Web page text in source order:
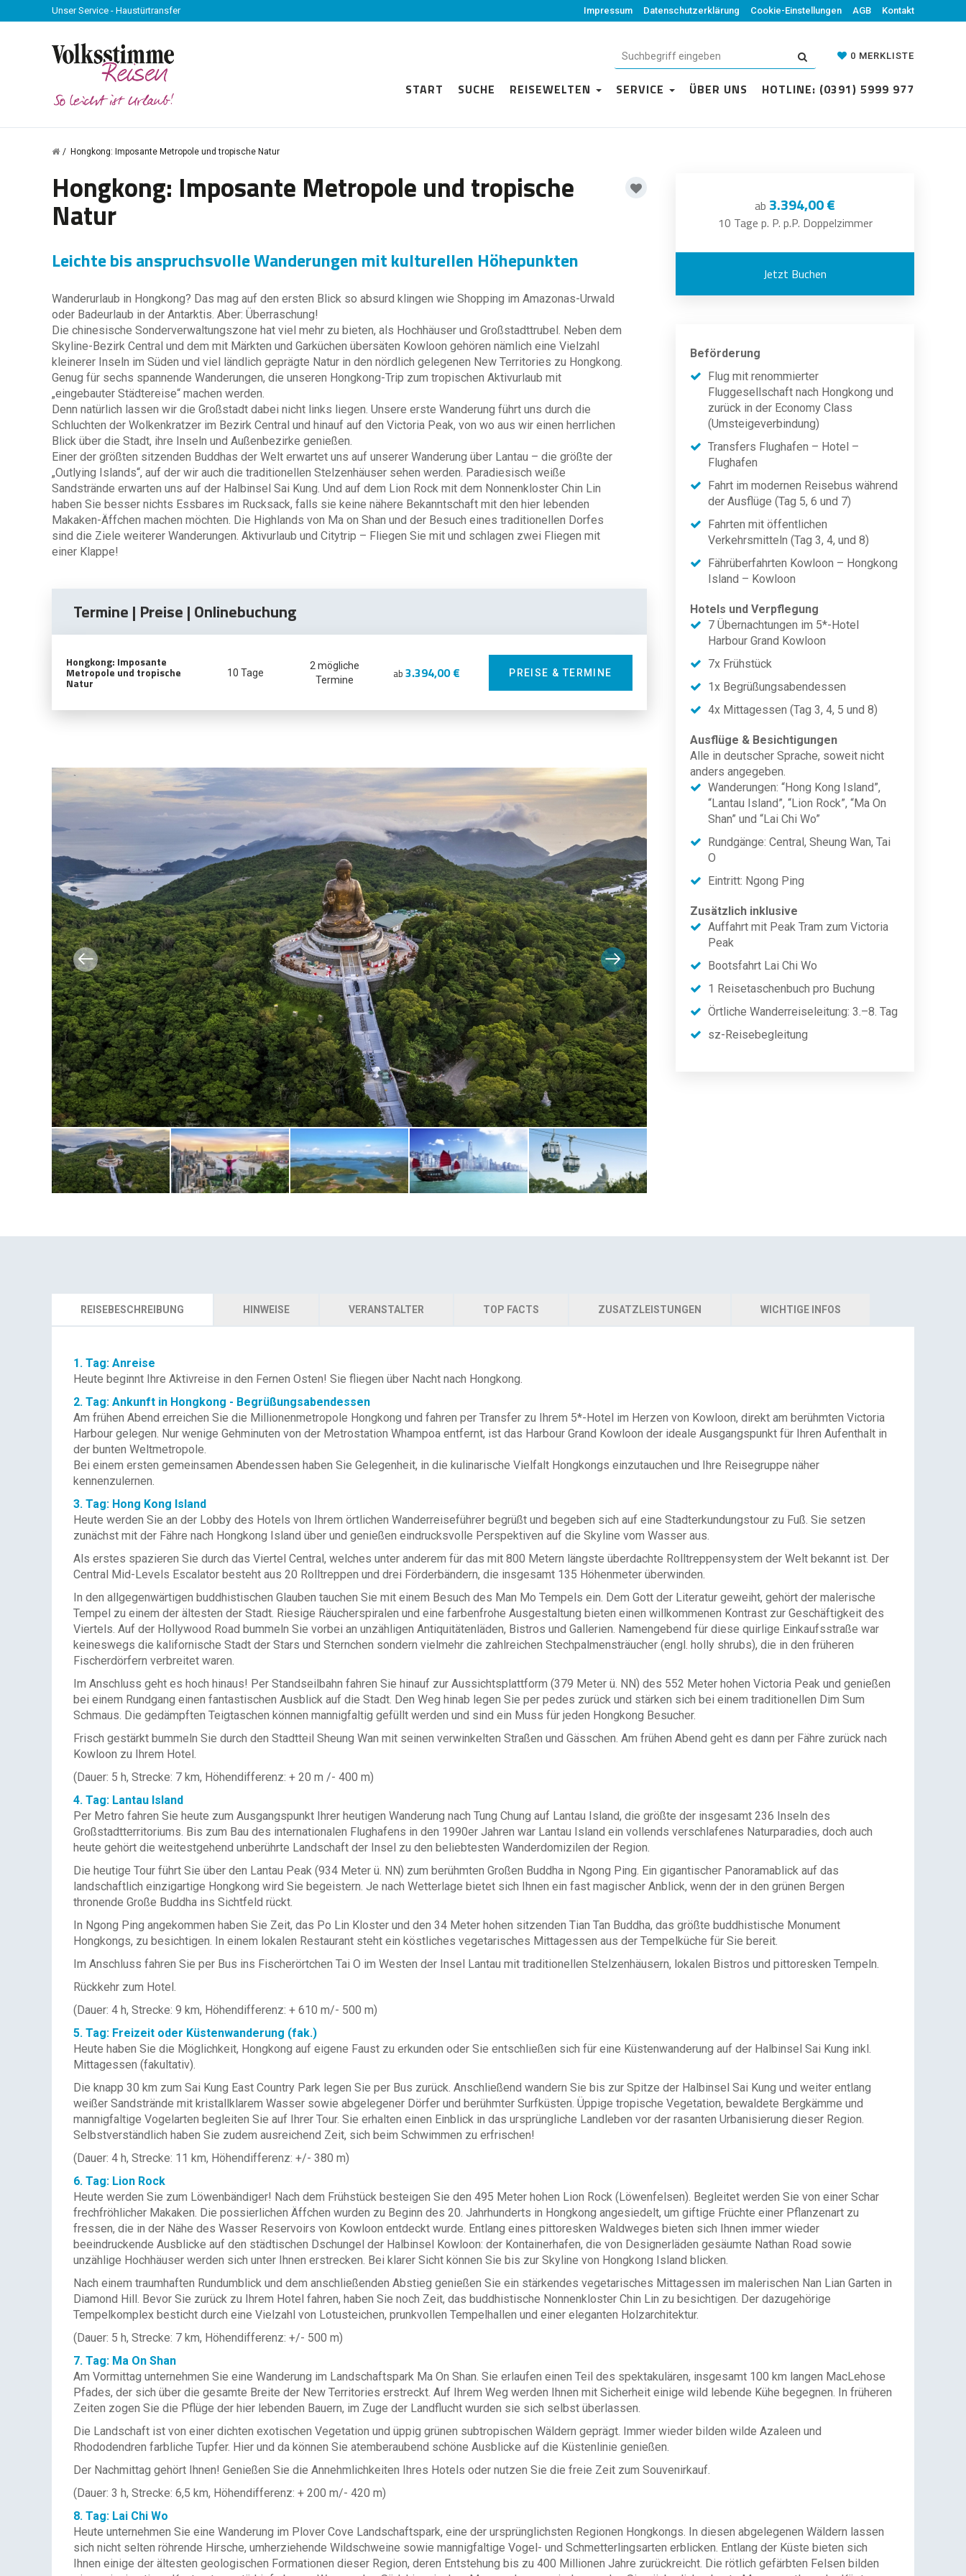
Unser Service - Haustürtransfer Impressum Datenschutzerklärung Cookie-Einstellungen AGB Kontakt
0 MERKLISTE
START SUCHE REISEWELTEN SERVICE ÜBER UNS HOTLINE: (0391) 5999 977
Hongkong: Imposante Metropole und tropische Natur
Hongkong: Imposante Metropole und tropische
Natur
Leichte bis anspruchsvolle Wanderungen mit kulturellen Höhepunkten
Wanderurlaub in Hongkong? Das mag auf den ersten Blick so absurd klingen wie Shopping im Amazonas-Urwald
oder Badeurlaub in der Antarktis. Aber: Überraschung!
Die chinesische Sonderverwaltungszone hat viel mehr zu bieten, als Hochhäuser und Großstadttrubel. Neben dem
Skyline-Bezirk Central und dem mit Märkten und Garküchen übersäten Kowloon gehören nämlich eine Vielzahl
kleinerer Inseln im Süden und viel ländlich geprägte Natur in den nördlich gelegenen New Territories zu Hongkong.
Genug für sechs spannende Wanderungen, die unseren Hongkong-Trip zum tropischen Aktivurlaub mit
„eingebauter Städtereise“ machen werden.
Denn natürlich lassen wir die Großstadt dabei nicht links liegen. Unsere erste Wanderung führt uns durch die
Schluchten der Wolkenkratzer im Bezirk Central und hinauf auf den Victoria Peak, von wo aus wir einen herrlichen
Blick über die Stadt, ihre Inseln und Außenbezirke genießen.
Einer der größten sitzenden Buddhas der Welt erwartet uns auf unserer Wanderung über Lantau – die größte der
„Outlying Islands“, auf der wir auch die traditionellen Stelzenhäuser sehen werden. Paradiesisch weiße
Sandstrände erwarten uns auf der Halbinsel Sai Kung. Und auf dem Lion Rock mit dem Nonnenkloster Chin Lin
haben Sie besser nichts Essbares im Rucksack, falls sie keine nähere Bekanntschaft mit den hier lebenden
Makaken-Äffchen machen möchten. Die Highlands von Ma on Shan und der Besuch eines traditionellen Dorfes
sind die Ziele weiterer Wanderungen. Aktivurlaub und Citytrip – Fliegen Sie mit und schlagen zwei Fliegen mit
einer Klappe!
Termine | Preise | Onlinebuchung
Hongkong: Imposante
Metropole und tropische
Natur
10 Tage
2 mögliche
Termine
ab 3.394,00 € PREISE & TERMINE
ab 3.394,00 €
10 Tage p. P. p.P. Doppelzimmer
Jetzt Buchen
Beförderung
Flug mit renommierter
Fluggesellschaft nach Hongkong und
zurück in der Economy Class
(Umsteigeverbindung)
Transfers Flughafen – Hotel –
Flughafen
Fahrt im modernen Reisebus während
der Ausflüge (Tag 5, 6 und 7)
Fahrten mit öffentlichen
Verkehrsmitteln (Tag 3, 4, und 8)
Fährüberfahrten Kowloon – Hongkong
Island – Kowloon
Hotels und Verpflegung
7 Übernachtungen im 5*-Hotel
Harbour Grand Kowloon
7x Frühstück
1x Begrüßungsabendessen
4x Mittagessen (Tag 3, 4, 5 und 8)
Ausflüge & Besichtigungen
Alle in deutscher Sprache, soweit nicht
anders angegeben.
Wanderungen: “Hong Kong Island”,
“Lantau Island”, “Lion Rock”, “Ma On
Shan” und “Lai Chi Wo”
Rundgänge: Central, Sheung Wan, Tai
O
Eintritt: Ngong Ping
Zusätzlich inklusive
Auffahrt mit Peak Tram zum Victoria
Peak
Bootsfahrt Lai Chi Wo
1 Reisetaschenbuch pro Buchung
Örtliche Wanderreiseleitung: 3.–8. Tag
sz-Reisebegleitung
REISEBESCHREIBUNG HINWEISE VERANSTALTER TOP FACTS ZUSATZLEISTUNGEN WICHTIGE INFOS
1. Tag: Anreise
Heute beginnt Ihre Aktivreise in den Fernen Osten! Sie fliegen über Nacht nach Hongkong.
2. Tag: Ankunft in Hongkong - Begrüßungsabendessen
Am frühen Abend erreichen Sie die Millionenmetropole Hongkong und fahren per Transfer zu Ihrem 5*-Hotel im Herzen von Kowloon, direkt am berühmten Victoria
Harbour gelegen. Nur wenige Gehminuten von der Metrostation Whampoa entfernt, ist das Harbour Grand Kowloon der ideale Ausgangspunkt für Ihren Aufenthalt in
der bunten Weltmetropole.
Bei einem ersten gemeinsamen Abendessen haben Sie Gelegenheit, in die kulinarische Vielfalt Hongkongs einzutauchen und Ihre Reisegruppe näher
kennenzulernen.
3. Tag: Hong Kong Island
Heute werden Sie an der Lobby des Hotels von Ihrem örtlichen Wanderreiseführer begrüßt und begeben sich auf eine Stadterkundungstour zu Fuß. Sie setzen
zunächst mit der Fähre nach Hongkong Island über und genießen eindrucksvolle Perspektiven auf die Skyline vom Wasser aus.
Als erstes spazieren Sie durch das Viertel Central, welches unter anderem für das mit 800 Metern längste überdachte Rolltreppensystem der Welt bekannt ist. Der
Central Mid-Levels Escalator besteht aus 20 Rolltreppen und drei Förderbändern, die insgesamt 135 Höhenmeter überwinden.
In den allgegenwärtigen buddhistischen Glauben tauchen Sie mit einem Besuch des Man Mo Tempels ein. Dem Gott der Literatur geweiht, gehört der malerische
Tempel zu einem der ältesten der Stadt. Riesige Räucherspiralen und eine farbenfrohe Ausgestaltung bieten einen willkommenen Kontrast zur Geschäftigkeit des
Viertels. Auf der Hollywood Road bummeln Sie vorbei an unzähligen Antiquitätenläden, Bistros und Gallerien. Namengebend für diese quirlige Einkaufsstraße war
keineswegs die kalifornische Stadt der Stars und Sternchen sondern vielmehr die zahlreichen Stechpalmensträucher (engl. holly shrubs), die in den früheren
Fischerdörfern verbreitet waren.
Im Anschluss geht es hoch hinaus! Per Standseilbahn fahren Sie hinauf zur Aussichtsplattform (379 Meter ü. NN) des 552 Meter hohen Victoria Peak und genießen
bei einem Rundgang einen fantastischen Ausblick auf die Stadt. Den Weg hinab legen Sie per pedes zurück und stärken sich bei einem traditionellen Dim Sum
Schmaus. Die gedämpften Teigtaschen können mannigfaltig gefüllt werden und sind ein Muss für jeden Hongkong Besucher.
Frisch gestärkt bummeln Sie durch den Stadtteil Sheung Wan mit seinen verwinkelten Straßen und Gässchen. Am frühen Abend geht es dann per Fähre zurück nach
Kowloon zu Ihrem Hotel.
(Dauer: 5 h, Strecke: 7 km, Höhendifferenz: + 20 m /- 400 m)
4. Tag: Lantau Island
Per Metro fahren Sie heute zum Ausgangspunkt Ihrer heutigen Wanderung nach Tung Chung auf Lantau Island, die größte der insgesamt 236 Inseln des
Großstadtterritoriums. Bis zum Bau des internationalen Flughafens in den 1990er Jahren war Lantau Island ein vollends verschlafenes Naturparadies, doch auch
heute gehört die weitestgehend unberührte Landschaft der Insel zu den beliebtesten Wanderdomizilen der Region.
Die heutige Tour führt Sie über den Lantau Peak (934 Meter ü. NN) zum berühmten Großen Buddha in Ngong Ping. Ein gigantischer Panoramablick auf das
landschaftlich einzigartige Hongkong wird Sie begeistern. Je nach Wetterlage bietet sich Ihnen ein fast magischer Anblick, wenn der in den grünen Bergen
thronende Große Buddha ins Sichtfeld rückt.
In Ngong Ping angekommen haben Sie Zeit, das Po Lin Kloster und den 34 Meter hohen sitzenden Tian Tan Buddha, das größte buddhistische Monument
Hongkongs, zu besichtigen. In einem lokalen Restaurant steht ein köstliches vegetarisches Mittagessen aus der Tempelküche für Sie bereit.
Im Anschluss fahren Sie per Bus ins Fischerörtchen Tai O im Westen der Insel Lantau mit traditionellen Stelzenhäusern, lokalen Bistros und pittoresken Tempeln.
Rückkehr zum Hotel.
(Dauer: 4 h, Strecke: 9 km, Höhendifferenz: + 610 m/- 500 m)
5. Tag: Freizeit oder Küstenwanderung (fak.)
Heute haben Sie die Möglichkeit, Hongkong auf eigene Faust zu erkunden oder Sie entschließen sich für eine Küstenwanderung auf der Halbinsel Sai Kung inkl.
Mittagessen (fakultativ).
Die knapp 30 km zum Sai Kung East Country Park legen Sie per Bus zurück. Anschließend wandern Sie bis zur Spitze der Halbinsel Sai Kung und weiter entlang
weißer Sandstrände mit kristallklarem Wasser sowie abgelegener Dörfer und berühmter Surfküsten. Üppige tropische Vegetation, bewaldete Bergkämme und
mannigfaltige Vogelarten begleiten Sie auf Ihrer Tour. Sie erhalten einen Einblick in das ursprüngliche Landleben vor der rasanten Urbanisierung dieser Region.
Selbstverständlich haben Sie zudem ausreichend Zeit, sich beim Schwimmen zu erfrischen!
(Dauer: 4 h, Strecke: 11 km, Höhendifferenz: +/- 380 m)
6. Tag: Lion Rock
Heute werden Sie zum Löwenbändiger! Nach dem Frühstück besteigen Sie den 495 Meter hohen Lion Rock (Löwenfelsen). Begleitet werden Sie von einer Schar
frechfröhlicher Makaken. Die possierlichen Äffchen wurden zu Beginn des 20. Jahrhunderts in Hongkong angesiedelt, um giftige Früchte einer Pflanzenart zu
fressen, die in der Nähe des Wasser Reservoirs von Kowloon entdeckt wurde. Entlang eines pittoresken Waldweges bieten sich Ihnen immer wieder
beeindruckende Ausblicke auf den städtischen Dschungel der Halbinsel Kowloon: der Kontainerhafen, die von Designerläden gesäumte Nathan Road sowie
unzählige Hochhäuser werden sich unter Ihnen erstrecken. Bei klarer Sicht können Sie bis zur Skyline von Hongkong Island blicken.
Nach einem traumhaften Rundumblick und dem anschließenden Abstieg genießen Sie ein stärkendes vegetarisches Mittagessen im malerischen Nan Lian Garten in
Diamond Hill. Bevor Sie zurück zu Ihrem Hotel fahren, haben Sie noch Zeit, das buddhistische Nonnenkloster Chin Lin zu besichtigen. Der dazugehörige
Tempelkomplex besticht durch eine Vielzahl von Lotusteichen, prunkvollen Tempelhallen und einer eleganten Holzarchitektur.
(Dauer: 5 h, Strecke: 7 km, Höhendifferenz: +/- 500 m)
7. Tag: Ma On Shan
Am Vormittag unternehmen Sie eine Wanderung im Landschaftspark Ma On Shan. Sie erlaufen einen Teil des spektakulären, insgesamt 100 km langen MacLehose
Pfades, der sich über die gesamte Breite der New Territories erstreckt. Auf Ihrem Weg werden Ihnen mit Sicherheit einige wild lebende Kühe begegnen. In früheren
Zeiten zogen Sie die Pflüge der hier lebenden Bauern, im Zuge der Landflucht wurden sie sich selbst überlassen.
Die Landschaft ist von einer dichten exotischen Vegetation und üppig grünen subtropischen Wäldern geprägt. Immer wieder bilden wilde Azaleen und
Rhododendren farbliche Tupfer. Hier und da können Sie atemberaubend schöne Ausblicke auf die Küstenlinie genießen.
Der Nachmittag gehört Ihnen! Genießen Sie die Annehmlichkeiten Ihres Hotels oder nutzen Sie die freie Zeit zum Souvenirkauf.
(Dauer: 3 h, Strecke: 6,5 km, Höhendifferenz: + 200 m/- 420 m)
8. Tag: Lai Chi Wo
Heute unternehmen Sie eine Wanderung im Plover Cove Landschaftspark, eine der ursprünglichsten Regionen Hongkongs. In diesen abgelegenen Wäldern lassen
sich nicht selten röhrende Hirsche, umherziehende Wildschweine sowie mannigfaltige Vogel- und Schmetterlingsarten erblicken. Entlang der Küste bieten sich
Ihnen einige der ältesten geologischen Formationen dieser Region, deren Entstehung bis zu 400 Millionen Jahre zurückreicht. Die rötlich gefärbten Felsen bilden